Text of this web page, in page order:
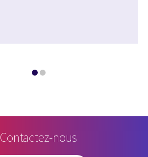
Contactez-nous